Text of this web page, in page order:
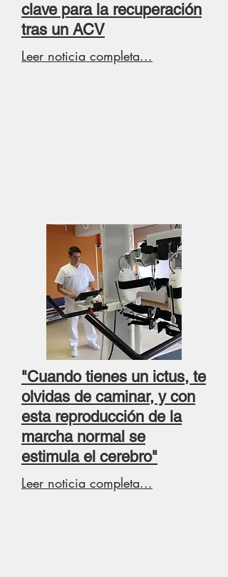
clave para la recuperación
tras un ACV
Leer noticia completa...
"Cuando tienes un ictus, te
olvidas de caminar, y con
esta reproducción de la
marcha normal se
estimula el cerebro"
Leer noticia completa...